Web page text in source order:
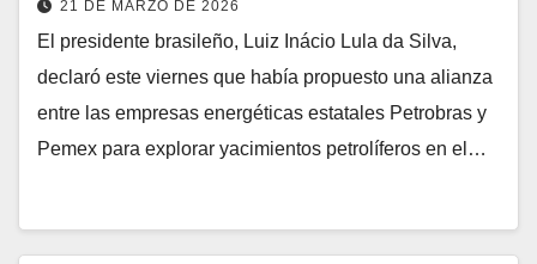
21 DE MARZO DE 2026
El presidente brasileño, Luiz Inácio Lula da Silva,
declaró este viernes que había propuesto una alianza
entre las empresas energéticas estatales Petrobras y
Pemex para explorar yacimientos petrolíferos en el…